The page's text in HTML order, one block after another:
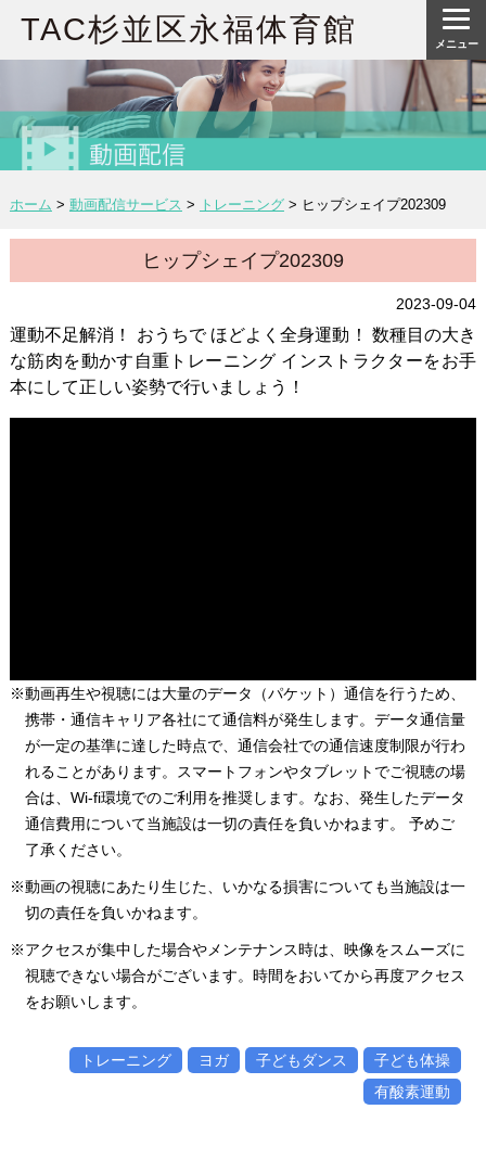
TAC杉並区永福体育館
ホーム > 動画配信サービス > トレーニング> ヒップシェイプ202309
ヒップシェイプ202309
2023-09-04
運動不足解消！ おうちで ほどよく全身運動！ 数種目の大き
な筋肉を動かす自重トレーニング インストラクターをお手
本にして正しい姿勢で行いましょう！
※動画再生や視聴には大量のデータ（パケット）通信を行うため、
携帯・通信キャリア各社にて通信料が発生します。データ通信量
が一定の基準に達した時点で、通信会社での通信速度制限が行わ
れることがあります。スマートフォンやタブレットでご視聴の場
合は、Wi-fi環境でのご利用を推奨します。なお、発生したデータ
通信費用について当施設は一切の責任を負いかねます。 予めご
了承ください。
※動画の視聴にあたり生じた、いかなる損害についても当施設は一
切の責任を負いかねます。
※アクセスが集中した場合やメンテナンス時は、映像をスムーズに
視聴できない場合がございます。時間をおいてから再度アクセス
をお願いします。
トレーニング ヨガ 子どもダンス
子ども体操
有酸素運動
メニュー